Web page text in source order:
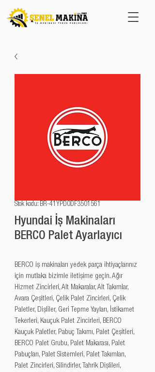
Stok kodu: BR-41YPD0DF3501561
Hyundai İş Makinaları
BERCO Palet Ayarlayıcı
BERCO iş makinaları yedek parça ihtiyaçlarınız
için mutlaka bizimle iletişime geçin. Ağır
Hizmet Zincirleri, Alt Makaralar, Alt Takımlar,
Avara Çeşitleri, Çelik Palet Zincirleri, Çelik
Paletler, Dişliler, Geri Tepme Yayları, İstikamet
Tekerleri, Kauçuk Palet Zincirleri, BERCO
Kauçuk Paletler, Pabuç Takımı, Palet Çeşitleri,
BERCO Palet Grubu, Palet Makarası, Palet
Pabuçları, Palet Sistemleri, Palet Takımları,
Palet Zincirleri, Silindirler, Tahrik Dişlileri,